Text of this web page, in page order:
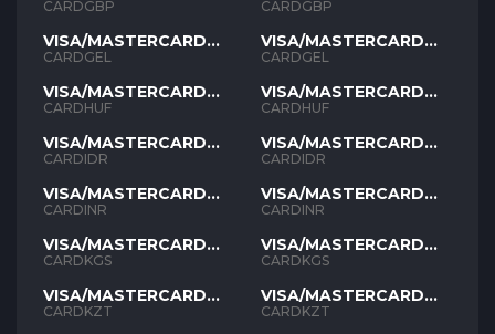
GBP
CARDGBP
VISA/MASTERCARD
GEL
CARDGEL
VISA/MASTERCARD
HUF
CARDHUF
VISA/MASTERCARD
IDR
CARDIDR
VISA/MASTERCARD
INR
CARDINR
VISA/MASTERCARD
KGS
CARDKGS
VISA/MASTERCARD
KZT
CARDKZT
GBP
CARDGBP
VISA/MASTERCARD
GEL
CARDGEL
VISA/MASTERCARD
HUF
CARDHUF
VISA/MASTERCARD
IDR
CARDIDR
VISA/MASTERCARD
INR
CARDINR
VISA/MASTERCARD
KGS
CARDKGS
VISA/MASTERCARD
KZT
CARDKZT